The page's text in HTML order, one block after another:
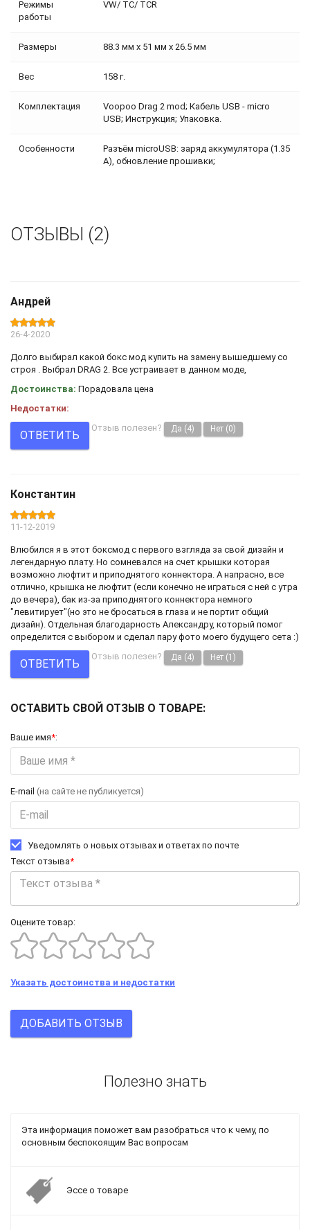
Режимы
работы
VW/ TC/ TCR
Размеры 88.3 мм х 51 мм х 26.5 мм
Вес 158 г.
Комплектация
Voopoo Drag 2 mod; Кабель USB - micro
USB; Инструкция; Упаковка.
Особенности
Разъём microUSB: заряд аккумулятора (1.35
A), обновление прошивки;
ОТЗЫВЫ (2)
Андрей
26-4-2020
Долго выбирал какой бокс мод купить на замену вышедшему со
строя . Выбрал DRAG 2. Все устраивает в данном моде,
Достоинства: Порадовала цена
Недостатки:
ОТВЕТИТЬ
Отзыв полезен? Да (4) Нет (0)
Константин
11-12-2019
Влюбился я в этот боксмод с первого взгляда за свой дизайн и
легендарную плату. Но сомневался на счет крышки которая
возможно люфтит и приподнятого коннектора. А напрасно, все
отлично, крышка не люфтит (если конечно не играться с ней с утра
до вечера), бак из-за приподнятого коннектора немного
"левитирует"(но это не бросаться в глаза и не портит общий
дизайн). Отдельная благодарность Александру, который помог
определится с выбором и сделал пару фото моего будущего сета :)
ОТВЕТИТЬ
Отзыв полезен? Да (4) Нет (1)
ОСТАВИТЬ СВОЙ ОТЗЫВ О ТОВАРЕ:
Ваше имя*:
E-mail (на сайте не публикуется)
Уведомлять о новых отзывах и ответах по почте
Текст отзыва*
Оцените товар:
Указать достоинства и недостатки
ДОБАВИТЬ ОТЗЫВ
Полезно знать
Эта информация поможет вам разобраться что к чему, по
основным беспокоящим Вас вопросам
Эссе о товаре